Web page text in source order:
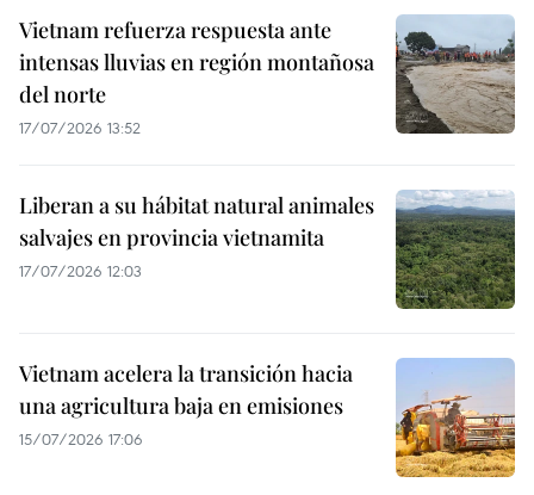
Vietnam refuerza respuesta ante
intensas lluvias en región montañosa
del norte
17/07/2026 13:52
Liberan a su hábitat natural animales
salvajes en provincia vietnamita
17/07/2026 12:03
Vietnam acelera la transición hacia
una agricultura baja en emisiones
15/07/2026 17:06